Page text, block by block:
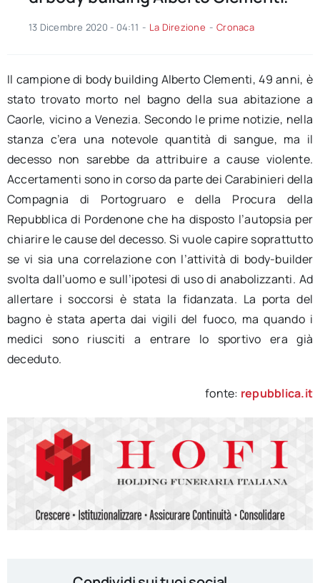
13 Dicembre 2020 - 04:11 - La Direzione - Cronaca
Il campione di body building Alberto Clementi, 49 anni, è
stato trovato morto nel bagno della sua abitazione a
Caorle, vicino a Venezia. Secondo le prime notizie, nella
stanza c’era una notevole quantità di sangue, ma il
decesso non sarebbe da attribuire a cause violente.
Accertamenti sono in corso da parte dei Carabinieri della
Compagnia di Portogruaro e della Procura della
Repubblica di Pordenone che ha disposto l’autopsia per
chiarire le cause del decesso. Si vuole capire soprattutto
se vi sia una correlazione con l’attività di body-builder
svolta dall’uomo e sull’ipotesi di uso di anabolizzanti. Ad
allertare i soccorsi è stata la fidanzata. La porta del
bagno è stata aperta dai vigili del fuoco, ma quando i
medici sono riusciti a entrare lo sportivo era già
deceduto.
fonte: repubblica.it